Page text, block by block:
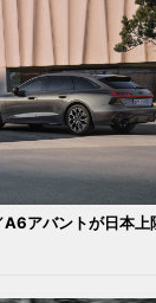
アバントが日本上